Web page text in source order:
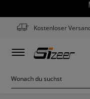
Kostenloser